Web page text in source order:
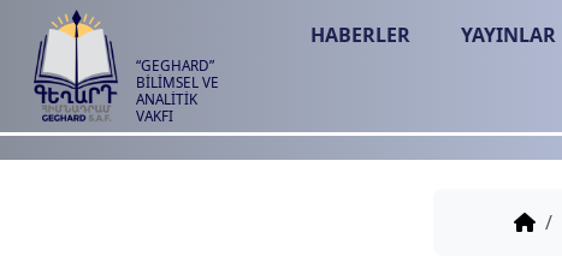
“GEGHARD”
BİLİMSEL VE
ANALİTİK
VAKFI
HABERLER YAYINLAR